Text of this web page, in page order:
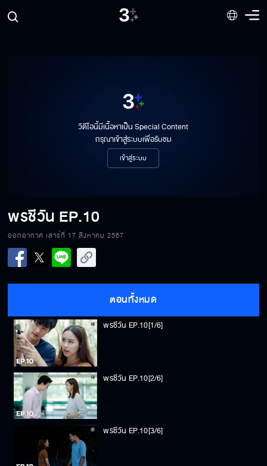
วิดีโอนี้มีเนื้อหาเป็น Special Content
กรุณาเข้าสู่ระบบเพื่อรับชม
เข้าสู่ระบบ
พรชีวัน EP.10
ออกอากาศ เสาร์ที่ 17 สิงหาคม 2567
ตอนทั้งหมด
พรชีวัน EP.10[1/6]
พรชีวัน EP.10[2/6]
พรชีวัน EP.10[3/6]